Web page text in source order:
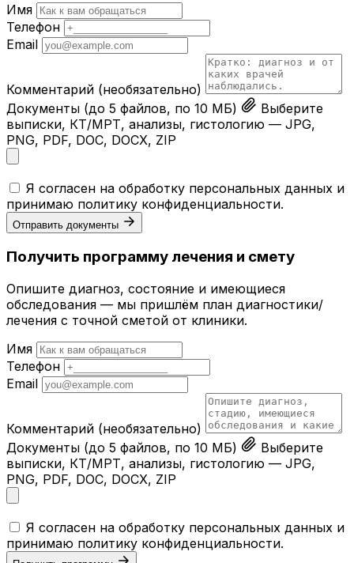
Имя
Телефон
Email
Комментарий (необязательно)
Документы (до 5 файлов, по 10 МБ)
Выберите
выписки, КТ/МРТ, анализы, гистологию — JPG,
PNG, PDF, DOC, DOCX, ZIP
Я согласен на обработку персональных данных и
принимаю политику конфиденциальности.
Отправить документы
Получить программу лечения и смету
Опишите диагноз, состояние и имеющиеся
обследования — мы пришлём план диагностики/
лечения с точной сметой от клиники.
Имя
Телефон
Email
Комментарий (необязательно)
Документы (до 5 файлов, по 10 МБ)
Выберите
выписки, КТ/МРТ, анализы, гистологию — JPG,
PNG, PDF, DOC, DOCX, ZIP
Я согласен на обработку персональных данных и
принимаю политику конфиденциальности.